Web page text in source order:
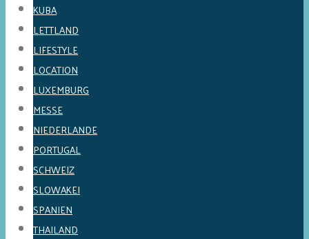
KUBA
LETTLAND
LIFESTYLE
LOCATION
LUXEMBURG
MESSE
NIEDERLANDE
PORTUGAL
SCHWEIZ
SLOWAKEI
SPANIEN
THAILAND